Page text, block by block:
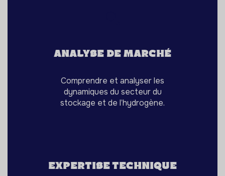
analyse de marché
Comprendre et analyser les
dynamiques du secteur du
stockage et de l’hydrogène.
expertise technique